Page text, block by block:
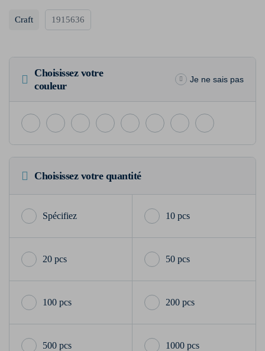
Craft 1915636
Choisissez votre
couleur
Je ne sais pas
Choisissez votre quantité
10 pcs
20 pcs 50 pcs
100 pcs 200 pcs
500 pcs 1000 pcs